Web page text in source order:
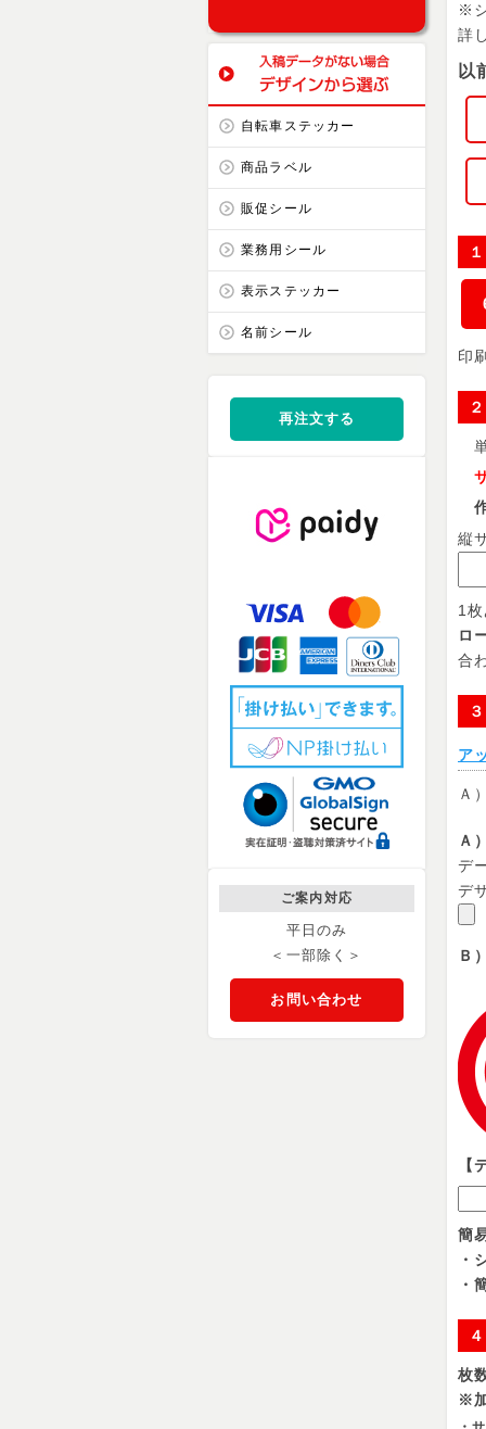
自転車ステッカー
商品ラベル
販促シール
業務用シール
表示ステッカー
名前シール
再注文する
ご案内対応
平日のみ
＜一部除く＞
お問い合わせ
※
詳
以
印
縦
1
ロ
合
ア
Ａ
Ａ
デ
デ
Ｂ
【
簡
・
・
枚
※